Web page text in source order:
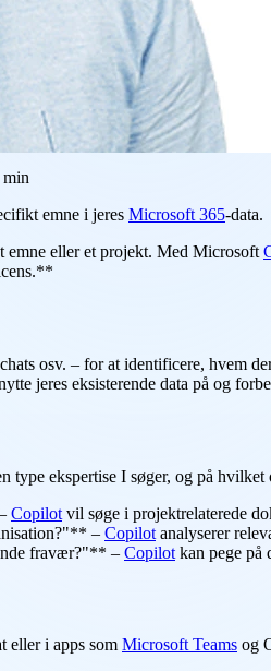
min
emne i jeres Microsoft 365-data.
emne eller et projekt. Med Microsoft
osv. – for at identificere, hvem
jeres eksisterende data på og
type ekspertise I søger, og på hvilket
Copilot vil søge i projektrelaterede
– Copilot analyserer
fravær?"** – Copilot kan pege på
eller i apps som Microsoft Teams og